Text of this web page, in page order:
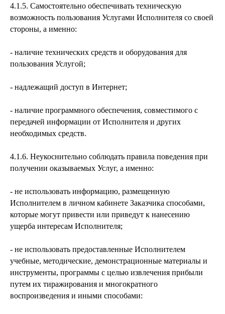
4.1.5. Самостоятельно обеспечивать техническую
возможность пользования Услугами Исполнителя со своей
стороны, а именно:
- наличие технических средств и оборудования для
пользования Услугой;
- надлежащий доступ в Интернет;
- наличие программного обеспечения, совместимого с
передачей информации от Исполнителя и других
необходимых средств.
4.1.6. Неукоснительно соблюдать правила поведения при
получении оказываемых Услуг, а именно:
- не использовать информацию, размещенную
Исполнителем в личном кабинете Заказчика способами,
которые могут привести или приведут к нанесению
ущерба интересам Исполнителя;
- не использовать предоставленные Исполнителем
учебные, методические, демонстрационные материалы и
инструменты, программы с целью извлечения прибыли
путем их тиражирования и многократного
воспроизведения и иными способами: